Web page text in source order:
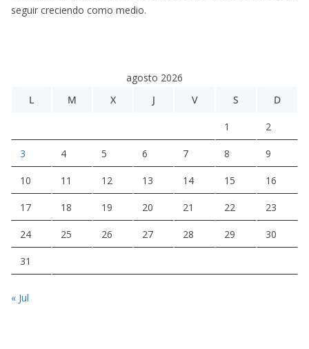
seguir creciendo como medio.
agosto 2026
L
M X J V S D
1 2
3 4 5 6 7 8 9
10 11 12 13 14 15 16
17 18 19 20 21 22 23
24 25 26 27 28 29 30
31
« Jul